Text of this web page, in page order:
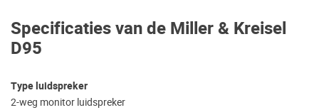
Specificaties van de Miller & Kreisel
D95
Type luidspreker
2-weg monitor luidspreker